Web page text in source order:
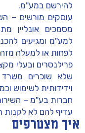
להירשם במע"מ.
עוסקים מורשים –
מסמכים אונליין
לפחות או למעלה
פרילנסרים ובעלי
שלא שוכרים משרד
וידידותית לשימוש
חברות בע"מ –
עדיף להם לא לקנות
איך מצטרפים